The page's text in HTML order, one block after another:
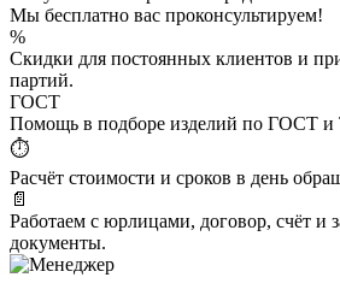
Мы бесплатно вас проконсультируем!
%
Скидки для постоянных клиентов и
партий.
ГОСТ
Помощь в подборе изделий по ГОСТ и
⏱
Расчёт стоимости и сроков в день
📄
Работаем с юрлицами, договор, счёт и
документы.